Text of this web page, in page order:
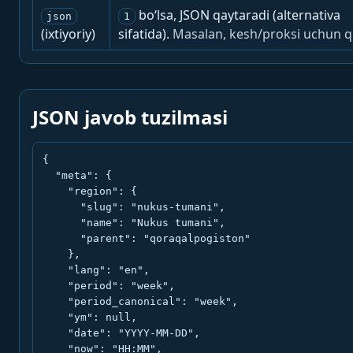
json
(ixtiyoriy)
1
bo‘lsa, JSON qaytaradi (alternativa
sifatida). Masalan, kesh/proksi uchun
JSON javob tuzilmasi
{
  "meta": {
    "region": {
      "slug": "nukus-tumani",
      "name": "Nukus tumani",
      "parent": "qoraqalpogiston"
    },
    "lang": "en",
    "period": "week",
    "period_canonical": "week",
    "ym": null,
    "date": "YYYY-MM-DD",
    "now": "HH:MM",